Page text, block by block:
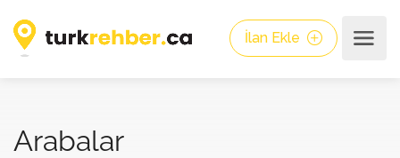
İlan Ekle
Arabalar